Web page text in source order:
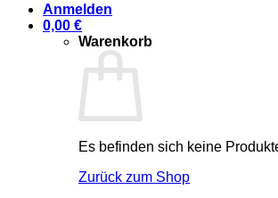
Anmelden
0,00 €
Warenkorb
Es befinden sich keine
Zurück zum Shop